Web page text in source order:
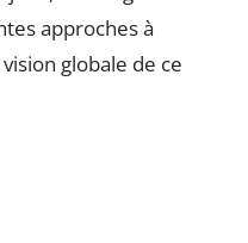
approches à
globale de ce